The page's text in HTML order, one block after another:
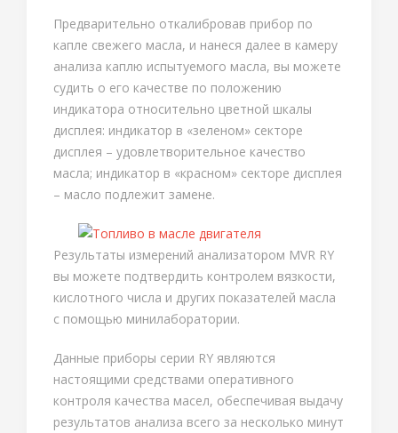
Предварительно откалибровав прибор по
капле свежего масла, и нанеся далее в камеру
анализа каплю испытуемого масла, вы можете
судить о его качестве по положению
индикатора относительно цветной шкалы
дисплея: индикатор в «зеленом» секторе
дисплея – удовлетворительное качество
масла; индикатор в «красном» секторе дисплея
– масло подлежит замене.
Результаты измерений анализатором MVR RY
вы можете подтвердить контролем вязкости,
кислотного числа и других показателей масла
с помощью минилаборатории.
Данные приборы серии RY являются
настоящими средствами оперативного
контроля качества масел, обеспечивая выдачу
результатов анализа всего за несколько минут